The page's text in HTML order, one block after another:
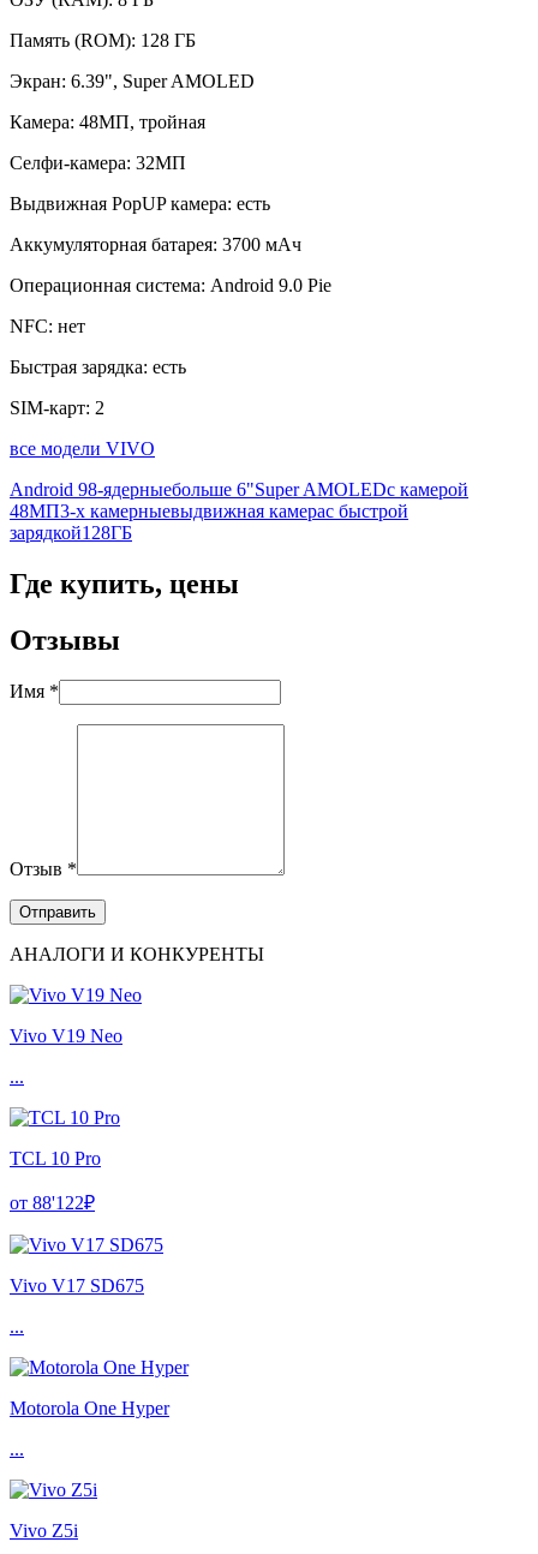
Память (ROM): 128 ГБ
Экран: 6.39", Super AMOLED
Камера: 48МП, тройная
Селфи-камера: 32МП
Выдвижная PopUP камера: есть
Аккумуляторная батарея: 3700 мАч
Операционная система: Android 9.0 Pie
NFC: нет
Быстрая зарядка: есть
SIM-карт: 2
все модели VIVO
Android 98-ядерныебольше 6"Super AMOLEDс камерой
48МП3-х камерныевыдвижная камерас быстрой
зарядкой128ГБ
Где купить, цены
Отзывы
Имя *
Отзыв *
АНАЛОГИ И КОНКУРЕНТЫ
Vivo V19 Neo
...
TCL 10 Pro
от 88'122₽
Vivo V17 SD675
...
Motorola One Hyper
...
Vivo Z5i